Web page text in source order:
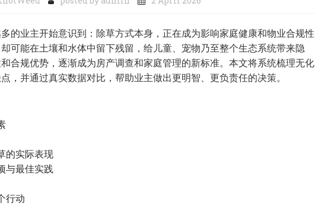
的业主开始意识到：除草方式本身，正在成为影响家庭健康和物业合规性
可能在土壤和水体中留下残留，给儿童、宠物乃至整个生态系统带来隐
合规优势，逐渐成为房产调查和家庭管理的新标准。本文将系统梳理无化
，并通过真实数据对比，帮助业主做出更明智、更负责任的决策。
的实际表现
与最佳实践
行动